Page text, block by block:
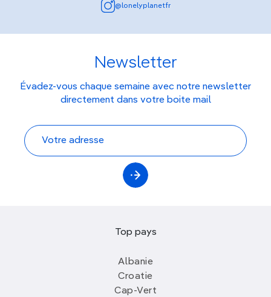
@lonelyplanetfr
Newsletter
Évadez-vous chaque semaine avec notre newsletter
directement dans votre boite mail
Top pays
Albanie
Croatie
Cap-Vert